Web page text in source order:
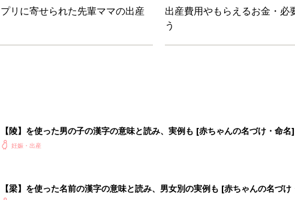
妊娠・出産
【隆】を使った男の子の漢字の意味と読み、実例も [赤ちゃんの名づけ・命名]
< 3 4 5 6 7 >